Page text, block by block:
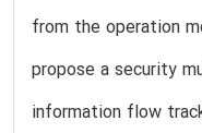
from the operation
propose a security
information flow